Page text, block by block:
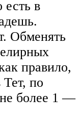
есть в
Обменять
правило,
Тет, по
более 1 —